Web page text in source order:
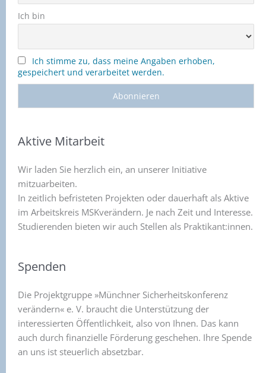
Ich bin
Ich stimme zu, dass meine Angaben erhoben,
gespeichert und verarbeitet werden.
Aktive Mitarbeit
Wir laden Sie herzlich ein, an unserer Initiative
mitzuarbeiten.
In zeitlich befristeten Projekten oder dauerhaft als Aktive
im Arbeitskreis MSKverändern. Je nach Zeit und Interesse.
Studierenden bieten wir auch Stellen als Praktikant:innen.
Spenden
Die Projektgruppe »Münchner Sicherheitskonferenz
verändern« e. V. braucht die Unterstützung der
interessierten Öffentlichkeit, also von Ihnen. Das kann
auch durch finanzielle Förderung geschehen. Ihre Spende
an uns ist steuerlich absetzbar.